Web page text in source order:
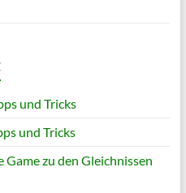
und Tricks
und Tricks
Game zu den Gleichnissen